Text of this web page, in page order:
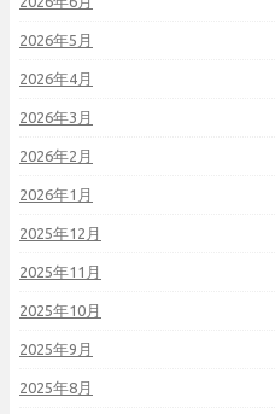
2026年5月
2026年4月
2026年3月
2026年2月
2026年1月
2025年12月
2025年11月
2025年10月
2025年9月
2025年8月